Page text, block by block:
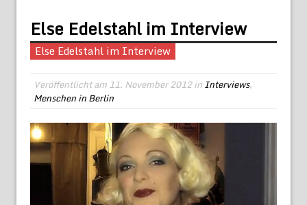
Else Edelstahl im Interview
Else Edelstahl im Interview
Veröffentlicht am11. November 2012inInterviews,
Menschen in Berlin